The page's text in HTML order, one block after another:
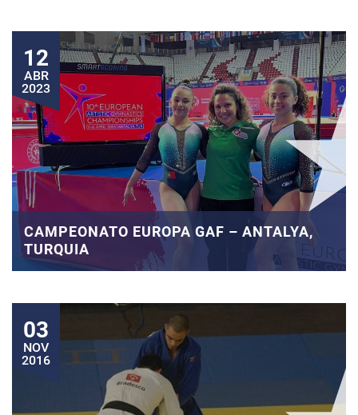
12
ABR
2023
CAMPEONATO EUROPA GAF – ANTALYA,
TURQUIA
03
NOV
2016